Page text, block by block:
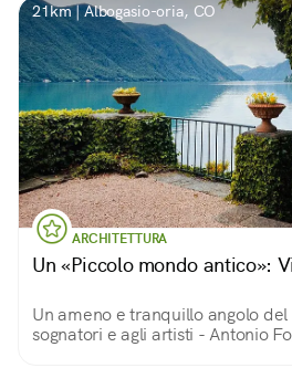
21km | Albogasio-oria, CO
ARCHITETTURA
Un «Piccolo mondo antico»:
Un ameno e tranquillo angolo
sognatori e agli artisti - Antonio